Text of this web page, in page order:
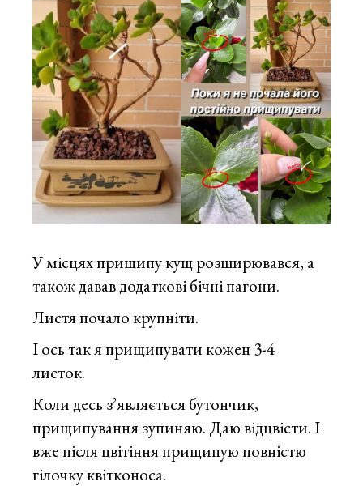
У місцях прищипу кущ розширювався, а
також давав додаткові бічні пагони.
Листя почало крупніти.
І ось так я прищипувати кожен 3-4
листок.
Коли десь з’являється бутончик,
прищипування зупиняю. Даю відцвісти. І
вже після цвітіння прищипую повністю
гілочку квітконоса.